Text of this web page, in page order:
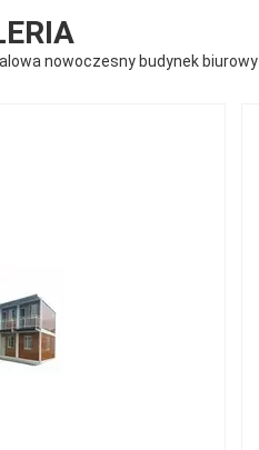
nowoczesny budynek biurowy